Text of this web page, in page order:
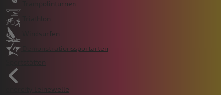
Trampolinturnen
Triathlon
Windsurfen
Demonstrationssportarten
Sportstätten
enercity Leinewelle